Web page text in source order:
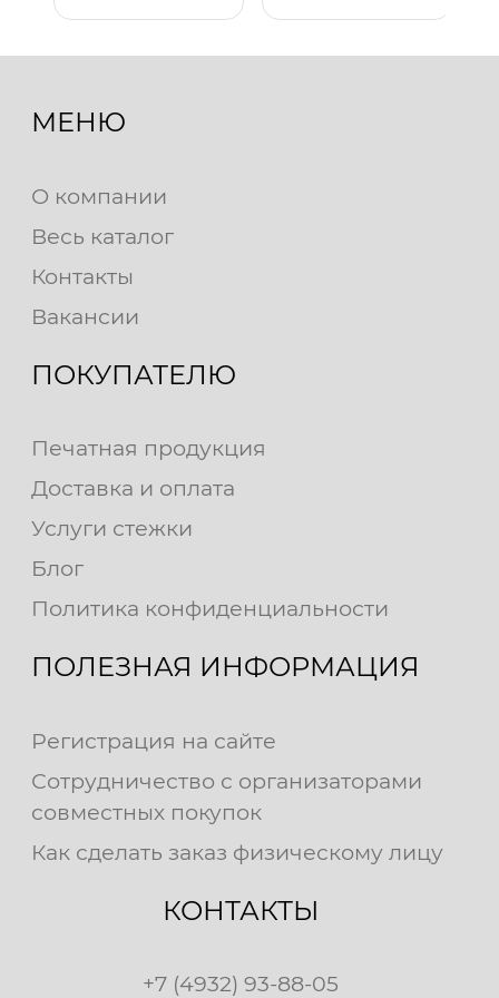
МЕНЮ
О компании
Весь каталог
Контакты
Вакансии
ПОКУПАТЕЛЮ
Печатная продукция
Доставка и оплата
Услуги стежки
Блог
Политика конфиденциальности
ПОЛЕЗНАЯ ИНФОРМАЦИЯ
Регистрация на сайте
Сотрудничество с организаторами
совместных покупок
Как сделать заказ физическому лицу
КОНТАКТЫ
+7 (4932) 93-88-05